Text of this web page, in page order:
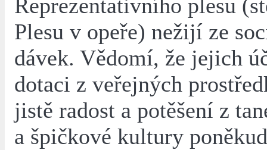
Reprezentativního plesu
Plesu v opeře) nežijí ze
dávek. Vědomí, že jejich
dotaci z veřejných
jistě radost a potěšení z
a špičkové kultury